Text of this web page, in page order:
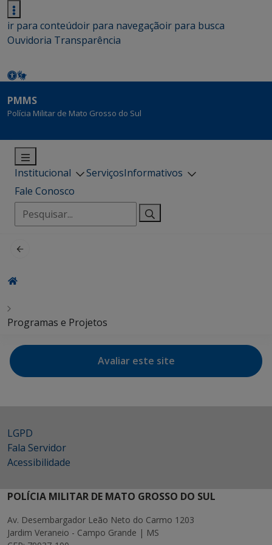
ir para conteúdoir para navegaçãoir para busca
Ouvidoria Transparência
PMMS
Polícia Militar de Mato Grosso do Sul
Institucional ServiçosInformativos
Fale Conosco
Pesquisar
por:
Programas e Projetos
Avaliar este site
LGPD
Fala Servidor
Acessibilidade
POLÍCIA MILITAR DE MATO GROSSO DO SUL
Av. Desembargador Leão Neto do Carmo 1203
Jardim Veraneio - Campo Grande | MS